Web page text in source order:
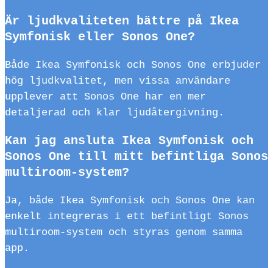
Är ljudkvaliteten bättre på Ikea
Symfonisk eller Sonos One?
Både Ikea Symfonisk och Sonos One erbjuder
hög ljudkvalitet, men vissa användare
upplever att Sonos One har en mer
detaljerad och klar ljudåtergivning.
Kan jag ansluta Ikea Symfonisk och
Sonos One till mitt befintliga Sonos
multiroom-system?
Ja, både Ikea Symfonisk och Sonos One kan
enkelt integreras i ett befintligt Sonos
multiroom-system och styras genom samma
app.